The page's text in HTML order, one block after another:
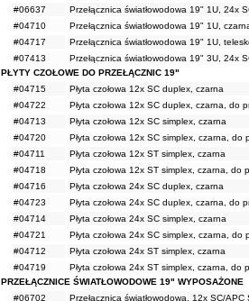
#06637
Przełącznica światłowodowa 19" 1U, 24x
#04710
Przełącznica światłowodowa 19" 1U,
#04717
Przełącznica światłowodowa 19" 1U,
#07413
Przełącznica światłowodowa 19" 3U, 24x
PŁYTY CZOŁOWE DO PRZEŁĄCZNIC 19"
#04715
Płyta czołowa 12x SC duplex, czarna
#04722
Płyta czołowa 12x SC duplex, czarna, do
#04713
Płyta czołowa 12x SC simplex, czarna
#04720
Płyta czołowa 12x SC simplex, czarna, do
#04711
Płyta czołowa 12x ST simplex, czarna
#04718
Płyta czołowa 12x ST simplex, czarna, do
#04716
Płyta czołowa 24x SC duplex, czarna
#04723
Płyta czołowa 24x SC duplex, czarna, do
#04714
Płyta czołowa 24x SC simplex, czarna
#04721
Płyta czołowa 24x SC simplex, czarna, do
#04712
Płyta czołowa 24x ST simplex, czarna
#04719
Płyta czołowa 24x ST simplex, czarna, do
PRZEŁĄCZNICE ŚWIATŁOWODOWE 19" WYPOSAŻONE
#06702
Przełącznica światłowodowa, 12x SC/